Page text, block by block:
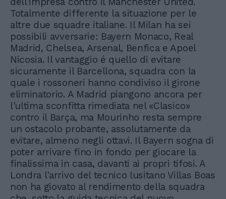
Totalmente differente la situazione per le
altre due squadre italiane. Il Milan ha sei
possibili avversarie: Bayern Monaco, Real
Madrid, Chelsea, Arsenal, Benfica e Apoel
Nicosia. Il vantaggio é quello di evitare
sicuramente il Barcellona, squadra con la
quale i rossoneri hanno condiviso il girone
eliminatorio. A Madrid piangono ancora per
l'ultima sconfitta rimediata nel «Clasico»
contro il Barça, ma Mourinho resta sempre
un ostacolo probante, assolutamente da
evitare, almeno negli ottavi. Il Bayern sogna di
poter arrivare fino in fondo per giocare la
finalissima in casa, davanti ai propri tifosi. A
Londra l'arrivo del tecnico lusitano Villas Boas
non ha giovato al rendimento della squadra